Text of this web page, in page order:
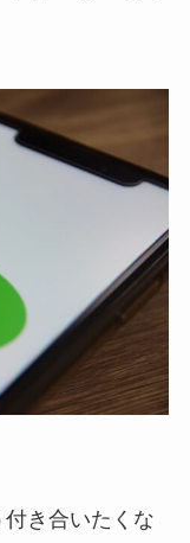
き合いたくな